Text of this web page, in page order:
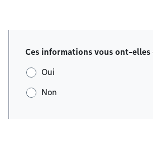
Ces informations vous ont-elles
Oui
Non